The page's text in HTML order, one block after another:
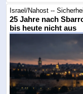
Israel/Nahost --
25 Jahre nach
bis heute nicht aus